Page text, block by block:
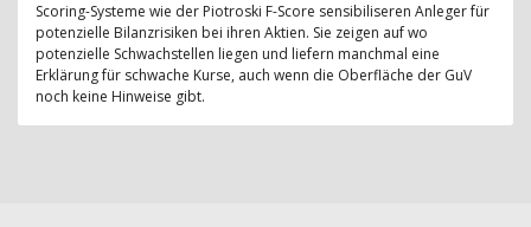
Scoring-Systeme wie der Piotroski F-Score sensibiliseren Anleger für
potenzielle Bilanzrisiken bei ihren Aktien. Sie zeigen auf wo
potenzielle Schwachstellen liegen und liefern manchmal eine
Erklärung für schwache Kurse, auch wenn die Oberfläche der GuV
noch keine Hinweise gibt.